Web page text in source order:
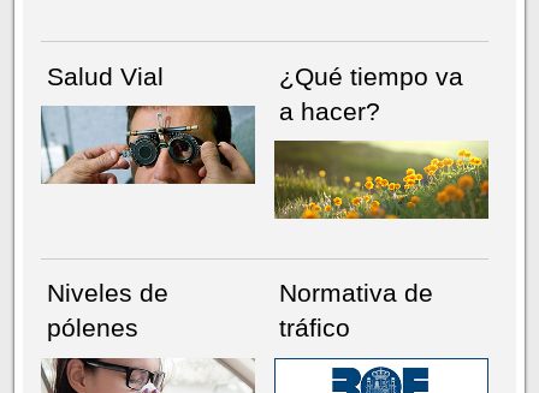
Salud Vial
¿Qué tiempo va
a hacer?
Niveles de
pólenes
Normativa de
tráfico